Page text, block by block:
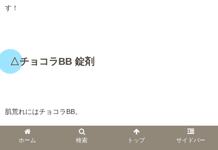
す！
△チョコラBB 錠剤
肌荒れにはチョコラBB。
みなさんも一度は試されたことがあるのではないでしょうか。
ホーム 検索 トップ サイドバー